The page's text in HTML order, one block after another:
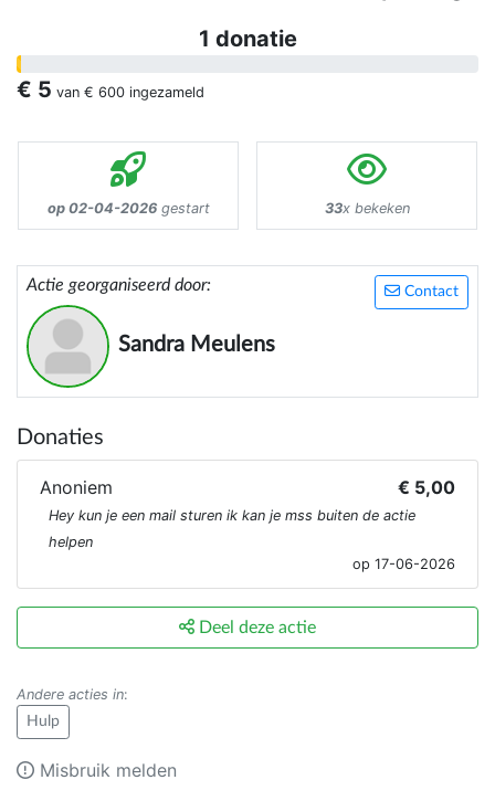
1 donatie
€ 5 van € 600 ingezameld
op 02-04-2026gestart 33x bekeken
Contact
Actie georganiseerd door:
Sandra Meulens
Donaties
Anoniem € 5,00
Hey kun je een mail sturen ik kan je mss buiten de actie
helpen
op 17-06-2026
Deel deze actie
Andere acties in:
Hulp
Misbruik melden